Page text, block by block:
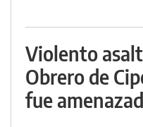
Violento
Obrero de
fue